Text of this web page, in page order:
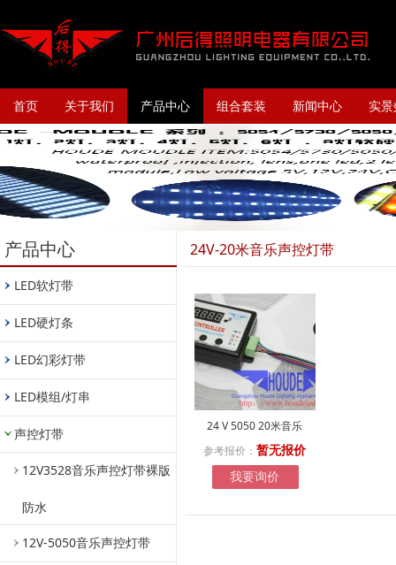
首页 关于我们 产品中心 组合套装 新闻中心 实
产品中心
LED软灯带
LED硬灯条
LED幻彩灯带
LED模组/灯串
声控灯带
12V3528音乐声控灯带裸版
防水
12V-5050音乐声控灯带
24V-20米音乐声控灯带
24 V 5050 20米音乐
参考报价：暂无报价
我要询价